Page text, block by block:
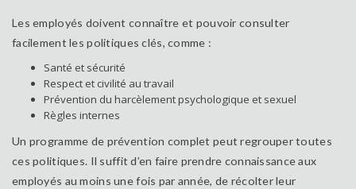
Les employés doivent connaître et pouvoir consulter
facilement les politiques clés, comme :
Santé et sécurité
Respect et civilité au travail
Prévention du harcèlement psychologique et sexuel
Règles internes
Un programme de prévention complet peut regrouper toutes
ces politiques. Il suffit d’en faire prendre connaissance aux
employés au moins une fois par année, de récolter leur